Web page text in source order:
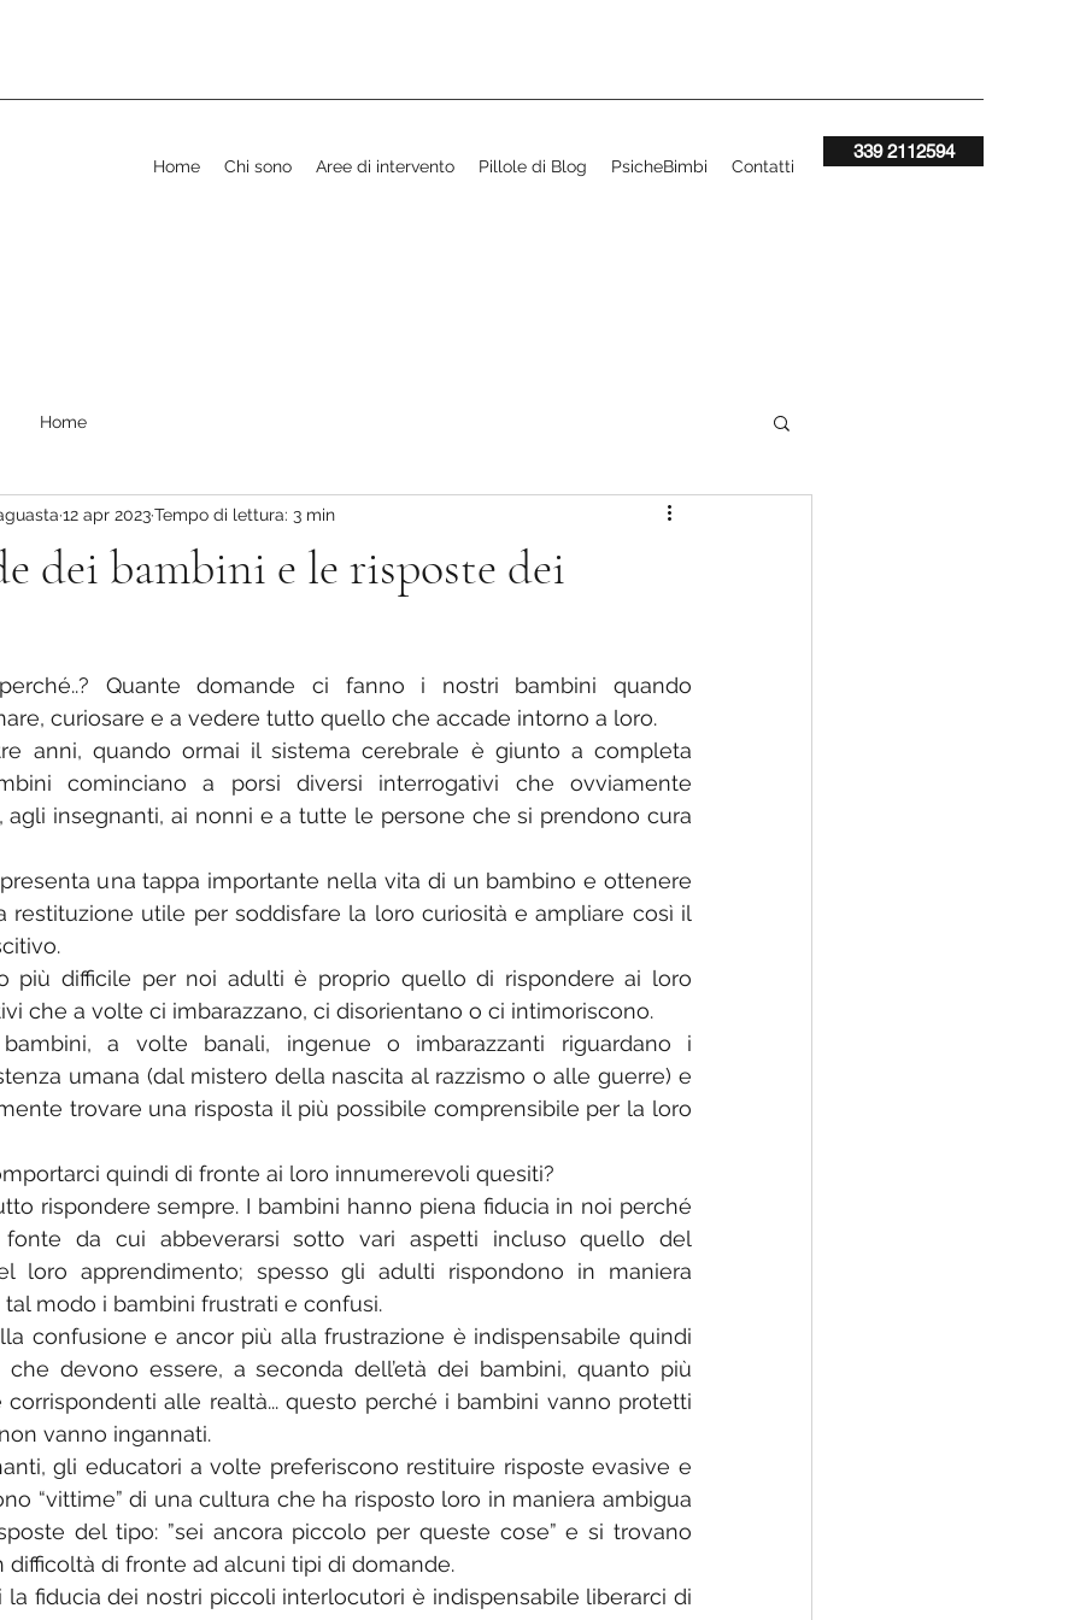
Home Chi sono Aree di intervento Pillole di Blog PsicheBimbi Contatti
339 2112594
Home
dei bambini e le risposte dei
12 apr 2023Tempo di lettura: 3 min
perché..? Quante domande ci fanno i nostri bambini quando
curiosare e a vedere tutto quello che accade intorno a loro.
anni, quando ormai il sistema cerebrale è giunto a completa
cominciano a porsi diversi interrogativi che ovviamente
agli insegnanti, ai nonni e a tutte le persone che si prendono cura
una tappa importante nella vita di un bambino e ottenere
restituzione utile per soddisfare la loro curiosità e ampliare così il
più difficile per noi adulti è proprio quello di rispondere ai loro
che a volte ci imbarazzano, ci disorientano o ci intimoriscono.
a volte banali, ingenue o imbarazzanti riguardano i
umana (dal mistero della nascita al razzismo o alle guerre) e
trovare una risposta il più possibile comprensibile per la loro
quindi di fronte ai loro innumerevoli quesiti?
rispondere sempre. I bambini hanno piena fiducia in noi perché
fonte da cui abbeverarsi sotto vari aspetti incluso quello del
loro apprendimento; spesso gli adulti rispondono in maniera
modo i bambini frustrati e confusi.
confusione e ancor più alla frustrazione è indispensabile quindi
devono essere, a seconda dell’età dei bambini, quanto più
alle realtà... questo perché i bambini vanno protetti
vanno ingannati.
gli educatori a volte preferiscono restituire risposte evasive e
“vittime” di una cultura che ha risposto loro in maniera ambigua
del tipo: ”sei ancora piccolo per queste cose” e si trovano
di fronte ad alcuni tipi di domande.
la fiducia dei nostri piccoli interlocutori è indispensabile liberarci di